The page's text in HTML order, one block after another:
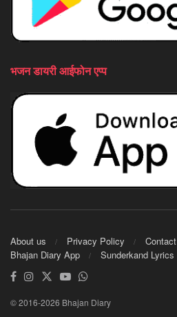
भजन डायरी आईफोन एप्प
About us Privacy Policy Contact
Bhajan Diary App
Sunderkand Lyrics
© 2016-2026 Bhajan Diary